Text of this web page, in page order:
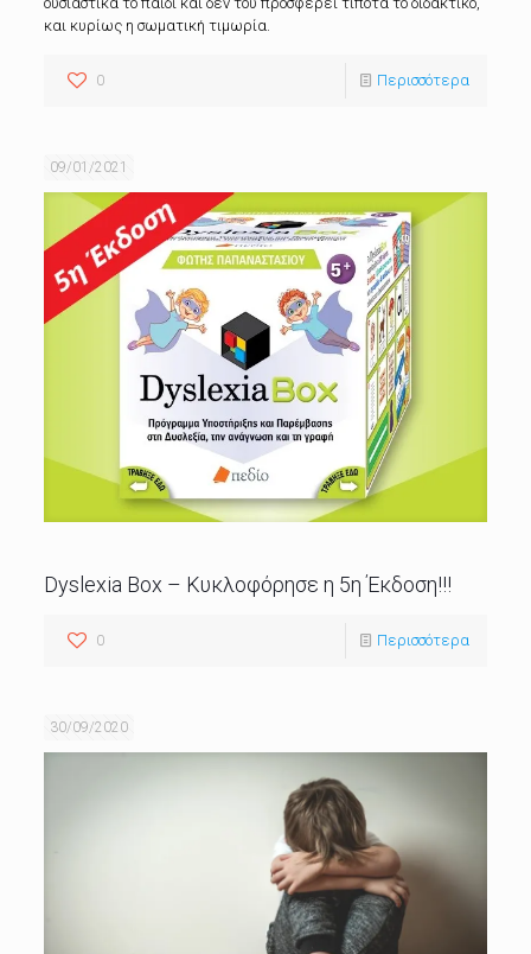
και κυρίως η σωματική τιμωρία.
0 Περισσότερα
09/01/2021
Dyslexia Box – Κυκλοφόρησε η 5η Έκδοση!!!
0 Περισσότερα
30/09/2020